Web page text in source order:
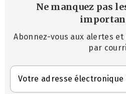
Ne manquez pas
Abonnez-vous aux alertes
par